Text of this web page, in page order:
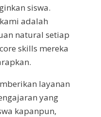
siswa.
adalah
natural setiap
skills mereka
layanan
yang
kapanpun,